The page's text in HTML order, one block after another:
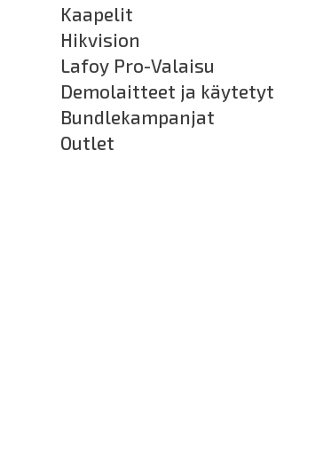
Kaapelit
Hikvision
Lafoy Pro-Valaisu
Demolaitteet ja käytetyt
Bundlekampanjat
Outlet